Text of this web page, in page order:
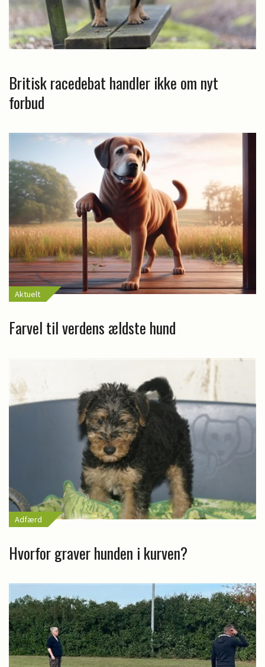
Britisk racedebat handler ikke om nyt
forbud
Aktuelt
Farvel til verdens ældste hund
Adfærd
Hvorfor graver hunden i kurven?